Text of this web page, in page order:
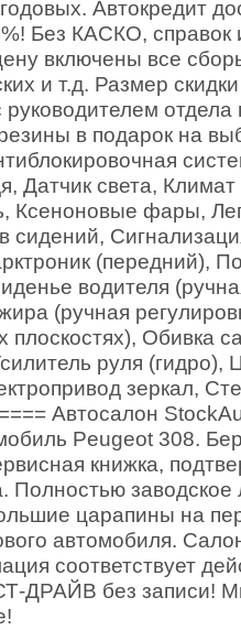
Автокредит
Без КАСКО, справок
включены все
и т.д. Размер
руководителем
в подарок на
Датчик света,
Ксеноновые фары,
сидений,
(передний),
водителя
(ручная
плоскостях), Обивка
руля (гидро),
зеркал,
Автосалон
Peugeot 308.
книжка,
Полностью заводское
царапины на
автомобиля.
соответствует
ДРАЙВ без записи!